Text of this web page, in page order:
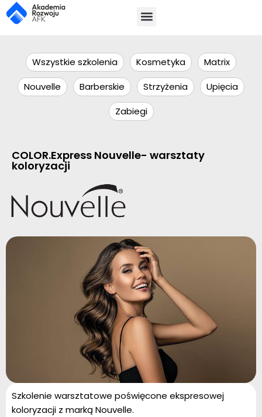
Wszystkie szkolenia Kosmetyka
Matrix
Nouvelle
Barberskie Strzyżenia
Upięcia
Zabiegi
COLOR.Express Nouvelle- warsztaty
koloryzacji
Szkolenie warsztatowe poświęcone ekspresowej
koloryzacji z marką Nouvelle.